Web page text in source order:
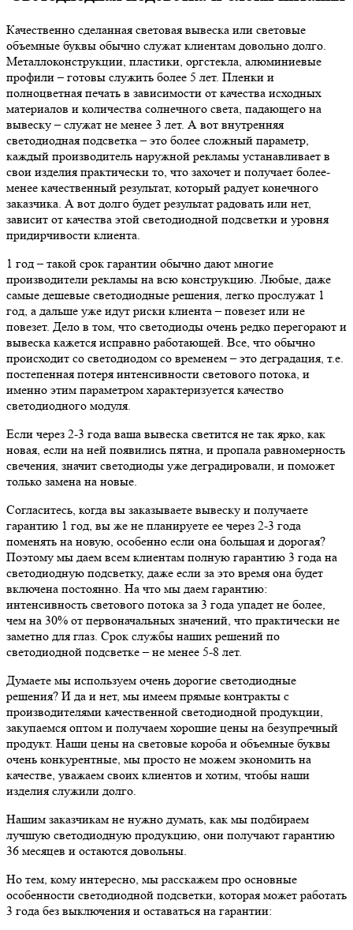
Качественно сделанная световая вывеска или световые
объемные буквы обычно служат клиентам довольно долго.
Металлоконструкции, пластики, оргстекла, алюминиевые
профили – готовы служить более 5 лет. Пленки и
полноцветная печать в зависимости от качества исходных
материалов и количества солнечного света, падающего на
вывеску – служат не менее 3 лет. А вот внутренняя
светодиодная подсветка – это более сложный параметр,
каждый производитель наружной рекламы устанавливает в
свои изделия практически то, что захочет и получает более-
менее качественный результат, который радует конечного
заказчика. А вот долго будет результат радовать или нет,
зависит от качества этой светодиодной подсветки и уровня
придирчивости клиента.
1 год – такой срок гарантии обычно дают многие
производители рекламы на всю конструкцию. Любые, даже
самые дешевые светодиодные решения, легко прослужат 1
год, а дальше уже идут риски клиента – повезет или не
повезет. Дело в том, что светодиоды очень редко перегорают и
вывеска кажется исправно работающей. Все, что обычно
происходит со светодиодом со временем – это деградация, т.е.
постепенная потеря интенсивности светового потока, и
именно этим параметром характеризуется качество
светодиодного модуля.
Если через 2-3 года ваша вывеска светится не так ярко, как
новая, если на ней появились пятна, и пропала равномерность
свечения, значит светодиоды уже деградировали, и поможет
только замена на новые.
Согласитесь, когда вы заказываете вывеску и получаете
гарантию 1 год, вы же не планируете ее через 2-3 года
поменять на новую, особенно если она большая и дорогая?
Поэтому мы даем всем клиентам полную гарантию 3 года на
светодиодную подсветку, даже если за это время она будет
включена постоянно. На что мы даем гарантию:
интенсивность светового потока за 3 года упадет не более,
чем на 30% от первоначальных значений, что практически не
заметно для глаз. Срок службы наших решений по
светодиодной подсветке – не менее 5-8 лет.
Думаете мы используем очень дорогие светодиодные
решения? И да и нет, мы имеем прямые контракты с
производителями качественной светодиодной продукции,
закупаемся оптом и получаем хорошие цены на безупречный
продукт. Наши цены на световые короба и объемные буквы
очень конкурентные, мы просто не можем экономить на
качестве, уважаем своих клиентов и хотим, чтобы наши
изделия служили долго.
Нашим заказчикам не нужно думать, как мы подбираем
лучшую светодиодную продукцию, они получают гарантию
36 месяцев и остаются довольны.
Но тем, кому интересно, мы расскажем про основные
особенности светодиодной подсветки, которая может работать
3 года без выключения и оставаться на гарантии: